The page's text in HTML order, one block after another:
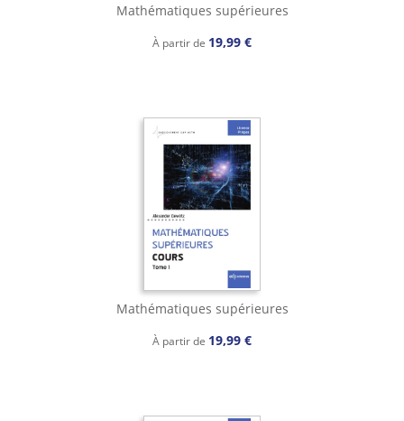
Mathématiques supérieures
À partir de 19,99 €
Mathématiques supérieures
À partir de 19,99 €